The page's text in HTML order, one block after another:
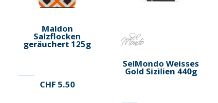
Maldon
Salzflocken
geräuchert 125g
CHF 5.50
SelMondo Weisses
Gold Sizilien 440g